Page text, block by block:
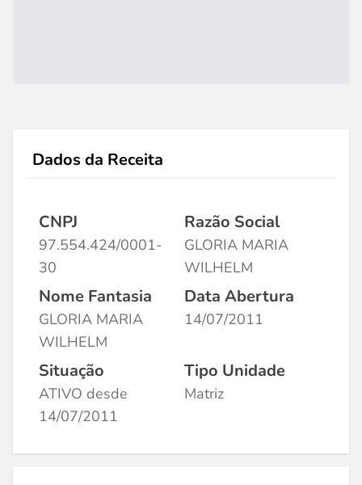
Dados da Receita
CNPJ
97.554.424/0001-
30
Razão Social
GLORIA MARIA
WILHELM
Nome Fantasia
GLORIA MARIA
WILHELM
Data Abertura
14/07/2011
Situação
ATIVO desde
14/07/2011
Tipo Unidade
Matriz